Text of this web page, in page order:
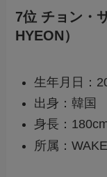
7位 チョン・
HYEON）
生年月日：
出身：韓国
身長：
所属：